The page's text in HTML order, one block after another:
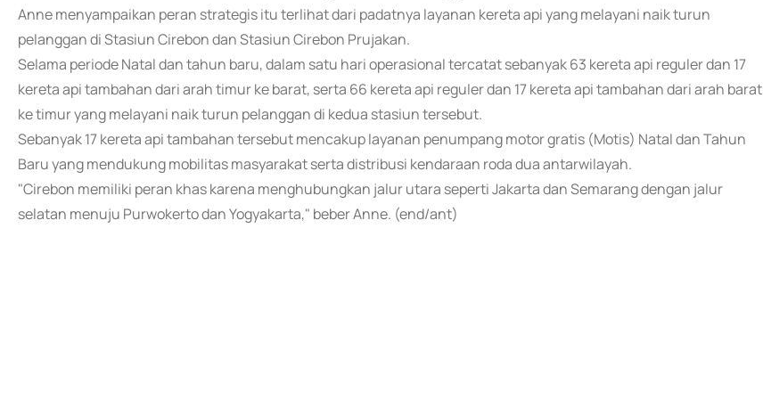
Anne menyampaikan peran strategis itu terlihat dari padatnya layanan kereta api yang melayani naik turun
pelanggan di Stasiun Cirebon dan Stasiun Cirebon Prujakan.
Selama periode Natal dan tahun baru, dalam satu hari operasional tercatat sebanyak 63 kereta api reguler dan 17
kereta api tambahan dari arah timur ke barat, serta 66 kereta api reguler dan 17 kereta api tambahan dari arah barat
ke timur yang melayani naik turun pelanggan di kedua stasiun tersebut.
Sebanyak 17 kereta api tambahan tersebut mencakup layanan penumpang motor gratis (Motis) Natal dan Tahun
Baru yang mendukung mobilitas masyarakat serta distribusi kendaraan roda dua antarwilayah.
"Cirebon memiliki peran khas karena menghubungkan jalur utara seperti Jakarta dan Semarang dengan jalur
selatan menuju Purwokerto dan Yogyakarta," beber Anne. (end/ant)